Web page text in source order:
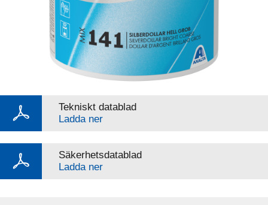
Tekniskt datablad
Ladda ner
Säkerhetsdatablad
Ladda ner